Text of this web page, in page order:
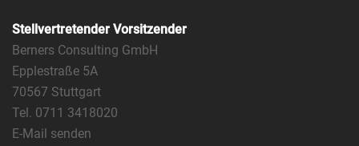
Stellvertretender Vorsitzender
Berners Consulting GmbH
Epplestraße 5A
70567 Stuttgart
Tel. 0711 3418020
E-Mail senden